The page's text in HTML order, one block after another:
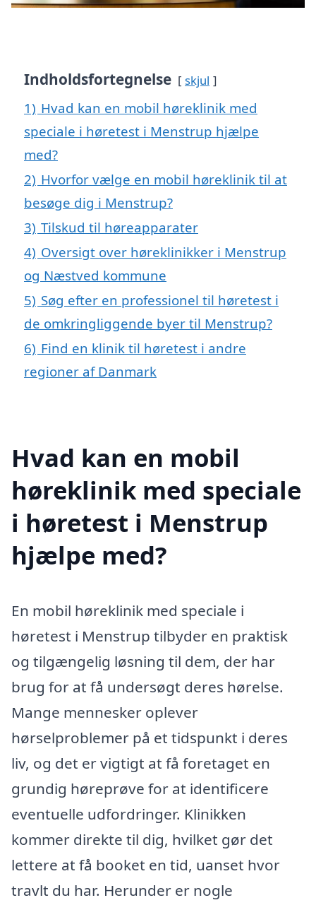
Indholdsfortegnelse skjul
1) Hvad kan en mobil høreklinik med
speciale i høretest i Menstrup hjælpe
med?
2) Hvorfor vælge en mobil høreklinik til at
besøge dig i Menstrup?
3) Tilskud til høreapparater
4) Oversigt over høreklinikker i Menstrup
og Næstved kommune
5) Søg efter en professionel til høretest i
de omkringliggende byer til Menstrup?
6) Find en klinik til høretest i andre
regioner af Danmark
Hvad kan en mobil
høreklinik med speciale
i høretest i Menstrup
hjælpe med?
En mobil høreklinik med speciale i
høretest i Menstrup tilbyder en praktisk
og tilgængelig løsning til dem, der har
brug for at få undersøgt deres hørelse.
Mange mennesker oplever
hørselproblemer på et tidspunkt i deres
liv, og det er vigtigt at få foretaget en
grundig høreprøve for at identificere
eventuelle udfordringer. Klinikken
kommer direkte til dig, hvilket gør det
lettere at få booket en tid, uanset hvor
travlt du har. Herunder er nogle